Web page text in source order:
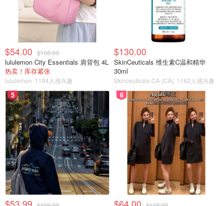
$54.00 $108.00
lululemon City Essentials 肩背包 4L
热卖！库存紧张
lululemon 1194人感兴趣
$130.00
SkinCeuticals 维生素C温和精华
30ml
Skinceuticals CA (CA) 1162人感兴趣
5 6